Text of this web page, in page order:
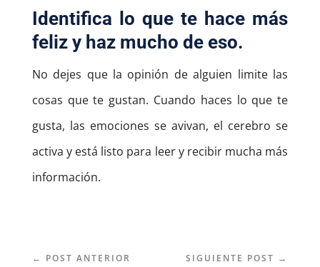
Identifica lo que te hace más
feliz y haz mucho de eso.
No dejes que la opinión de alguien limite las
cosas que te gustan. Cuando haces lo que te
gusta, las emociones se avivan, el cerebro se
activa y está listo para leer y recibir mucha más
información.
← POST ANTERIOR SIGUIENTE POST →